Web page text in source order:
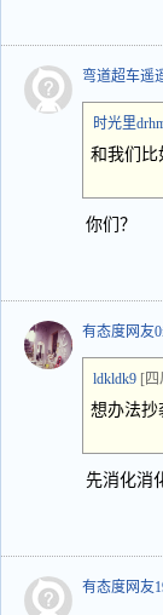
弯道超车遥
时光里
和我们比
你们？
有态度网友
ldkldk9 [四
想办法抄
先消化消
有态度网友